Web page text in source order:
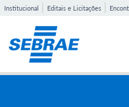
Institucional Editais e Licitações